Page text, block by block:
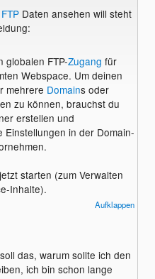
FTPDaten ansehen will steht
globalen FTP-Zugang für
Webspace. Um deinen
mehrere Domains oder
zu können, brauchst du
erstellen und
Einstellungen in der Domain-
starten (zum Verwalten
Inhalte).
Deshalb steht dir
aus Sicherheitsgründen
Aufklappen
das, warum sollte ich den
ich bin schon lange